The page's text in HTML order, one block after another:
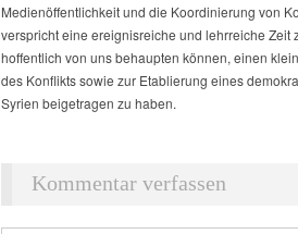
Medienöffentlichkeit und die Koordinierung von
verspricht eine ereignisreiche und lehrreiche Zeit
hoffentlich von uns behaupten können, einen
des Konflikts sowie zur Etablierung eines
Syrien beigetragen zu haben.
Kommentar verfassen